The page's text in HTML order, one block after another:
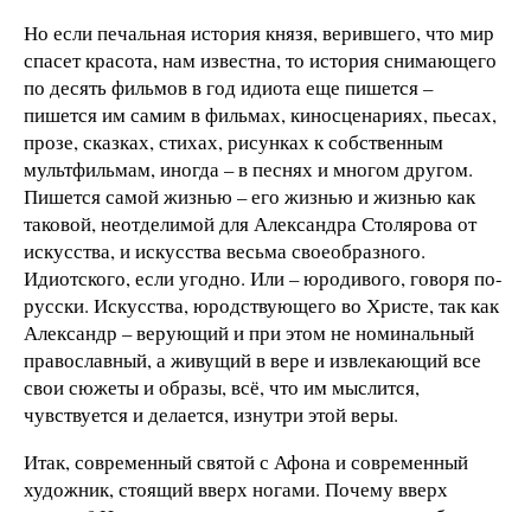
Но если печальная история князя, верившего, что мир
спасет красота, нам известна, то история снимающего
по десять фильмов в год идиота еще пишется –
пишется им самим в фильмах, киносценариях, пьесах,
прозе, сказках, стихах, рисунках к собственным
мультфильмам, иногда – в песнях и многом другом.
Пишется самой жизнью – его жизнью и жизнью как
таковой, неотделимой для Александра Столярова от
искусства, и искусства весьма своеобразного.
Идиотского, если угодно. Или – юродивого, говоря по-
русски. Искусства, юродствующего во Христе, так как
Александр – верующий и при этом не номинальный
православный, а живущий в вере и извлекающий все
свои сюжеты и образы, всё, что им мыслится,
чувствуется и делается, изнутри этой веры.
Итак, современный святой с Афона и современный
художник, стоящий вверх ногами. Почему вверх